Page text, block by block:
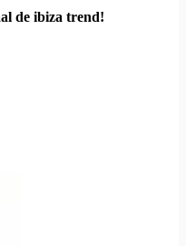
de ibiza trend!